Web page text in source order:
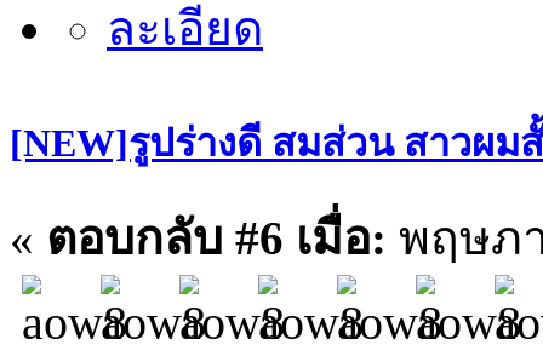
[NEW]รูปร่างดี สมส่วน สาวผม
« ตอบกลับ #6 เมื่อ: พฤษภ